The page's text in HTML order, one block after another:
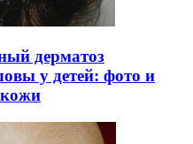
дерматоз
у детей: фото и
кожи